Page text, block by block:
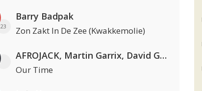
23
Barry Badpak
Zon Zakt In De Zee (Kwakkemolie)
AFROJACK, Martin Garrix, David Guetta & Amél
Our Time